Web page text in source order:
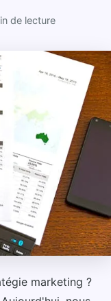
de lecture
marketing ?